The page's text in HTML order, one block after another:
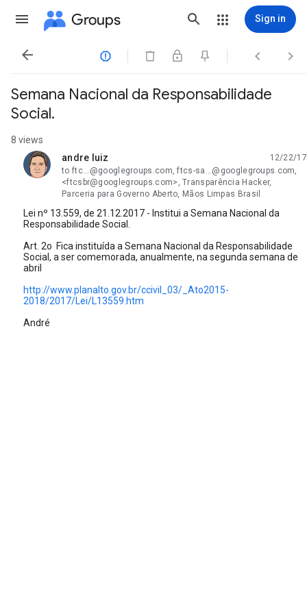
Groups Sign in
   
Semana Nacional da Responsabilidade
Social.
8 views
andre luiz
unread,
12/22/17
to ftc...@googlegroups.com, ftcs-sa...@googlegroups.com,
<ftcsbr@googlegroups.com>, Transparência Hacker,
Parceria para Governo Aberto, Mãos Limpas Brasil
Lei nº 13.559, de 21.12.2017 - Institui a Semana Nacional da
Responsabilidade Social.
Art. 2o Fica instituída a Semana Nacional da Responsabilidade
Social, a ser comemorada, anualmente, na segunda semana de
abril
http://www.planalto.gov.br/ccivil_03/_Ato2015-
2018/2017/Lei/L13559.htm
André